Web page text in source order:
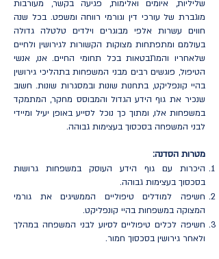
שליליות, איומים ואלימות, פגיעה בקשר, מעורבות
מוגברת של עורכי דין וגורמי רווחה ומשפט. בכל שנה
חווים עשרות אלפי מבוגרים וילדים טלטלה גדולה
בעולמם ומתפתחות מצוקות הקשורות לגירושין ולחיים
שלאחריו והמתבטאות בכל תחומי החיים. אנו, אנשי
הטיפול, פוגשים רבים מבני המשפחות בתהליכי גירושין
בהיי קונפליקט, בתחנות שונות ובמסגרות שונות. חשוב
שנכיר את גוף הידע הגדול והמבוסס מחקר, המתמקד
במשפחות אלו, ומתוך כך נוכל לסייע באופן יעיל ומיידי
לבני המשפחה בסכסוך בעצימות גבוהה.
מטרות הסדנה:
היכרות עם גוף הידע העוסק במשפחות גרושות
בסכסוך בעצימות גבוהה.
חשיפה למודלים טיפוליים הממשיגים את גורמי
המצוקה במשפחות בהיי קונפליקט.
חשיפה לכלים טיפוליים לסיוע לבני המשפחה במהלך
ולאחר גירושין בסכסוך חמור.